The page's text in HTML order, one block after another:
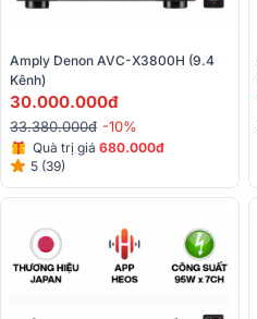
Amply Denon AVC-X3800H (9.4
Kênh)
30.000.000đ
33.380.000đ -10%
Quà trị giá 680.000đ
5 (39)